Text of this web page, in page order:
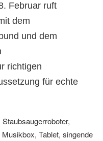
Februar ruft
dem
und dem
richtigen
für echte
Staubsaugerroboter,
Tablet, singende